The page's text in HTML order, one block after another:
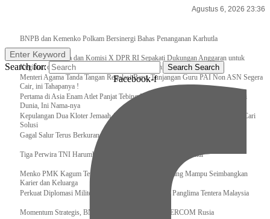
Agustus 6, 2026 23:36
BNPB dan Kemenko Polkam Bersinergi Bahas Penanganan Karhutla
Raker Kemenpora dan Komisi X DPR RI Sepakati Dukungan Anggaran untuk
Kegiatan dan Program Prioritas Pemuda dan Olahraga
Menteri Agama Tanda Tangan Regulasi Baru, Tunjangan Guru PAI Non ASN Segera
Cair, ini Tahapanya !
Pertama di Asia Enam Atlet Panjat Tebing Indonesia Taklukkan Tebing Tertinggi
Dunia, Ini Nama-nya
Kepulangan Dua Kloter Jemaah Asal Surabaya Tertunda, Kemenag Upayakan Cari
Solusi
Gagal Salur Terus Berkurang, Gus Ipul: 405 Ribu Lebih Bansos Cair
Tiga Perwira TNI Harumkan Indonesia Di Kancah Internasional
Menko PMK Kagum Terhadap Perempuan Modern yang Mampu Seimbangkan
Karier dan Keluarga
Perkuat Diplomasi Militer, Panglima TNI Terima CC Panglima Tentera Malaysia
Momentum Strategis, BNPB Terima Kunjungan EMERCOM Rusia
Enter Keyword
Search for: Search Search
Facebook-f